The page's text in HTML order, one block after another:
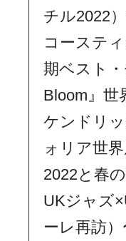
チル2022
コーステ
期ベスト
Bloom』世
ケンドリ
ォリア世
2022と春
UKジャズ
ーレ再訪）